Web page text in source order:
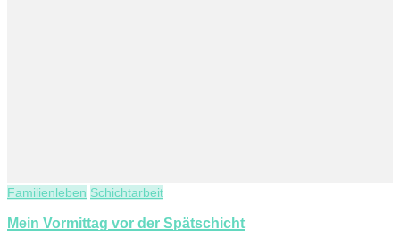
Familienleben Schichtarbeit
Mein Vormittag vor der Spätschicht